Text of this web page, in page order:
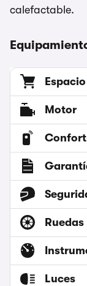
calefactable.
Motor
Confort
Ruedas
Luces